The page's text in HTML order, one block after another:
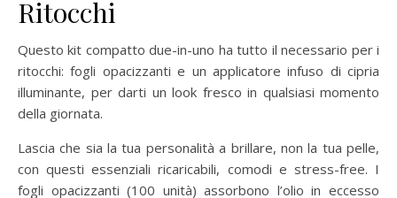
Ritocchi
Questo kit compatto due-in-uno ha tutto il necessario per i
ritocchi: fogli opacizzanti e un applicatore infuso di cipria
illuminante, per darti un look fresco in qualsiasi momento
della giornata.
Lascia che sia la tua personalità a brillare, non la tua pelle,
con questi essenziali ricaricabili, comodi e stress-free. I
fogli opacizzanti (100 unità) assorbono l’olio in eccesso